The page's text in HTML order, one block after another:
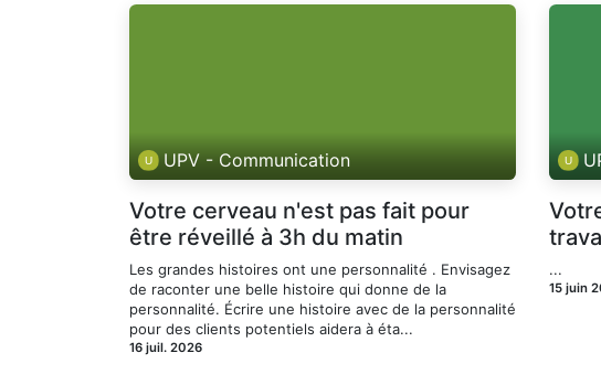
UPV - Communication
Votre cerveau n'est pas fait pour
être réveillé à 3h du matin
Les grandes histoires ont une personnalité . Envisagez
de raconter une belle histoire qui donne de la
personnalité. Écrire une histoire avec de la personnalité
pour des clients potentiels aidera à éta...
16 juil. 2026
...
15 juin